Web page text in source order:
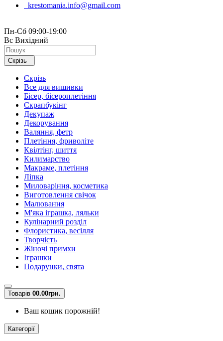
krestomania.info@gmail.com
Пн-Сб 09:00-19:00
Вс Вихідний
Скрізь
Скрізь
Все для вишивки
Бісер, бісероплетіння
Скрапбукінг
Декупаж
Декорування
Валяння, фетр
Плетіння, фриволіте
Квілтінг, шиття
Килимарство
Макраме, плетіння
Ліпка
Миловаріння, косметика
Виготовлення свічок
Малювання
М'яка іграшка, ляльки
Кулінарний розділ
Флористика, весілля
Творчість
Жіночі примхи
Іграшки
Подарунки, свята
Товарів 00.00грн.
Ваш кошик порожній!
Категорії